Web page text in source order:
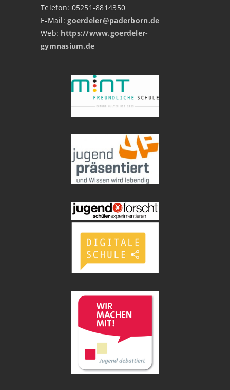
Telefon: 05251-8814350
E-Mail:goerdeler@paderborn.de
Web: https://www.goerdeler-
gymnasium.de